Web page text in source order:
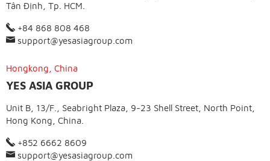
Tân Định, Tp. HCM.
+84 868 808 468
support@yesasiagroup.com
Hongkong, China
YES ASIA GROUP
Unit B, 13/F., Seabright Plaza, 9-23 Shell Street, North Point,
Hong Kong, China.
+852 6662 8609
support@yesasiagroup.com